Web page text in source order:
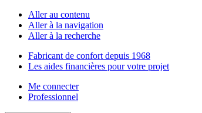
Aller au contenu
Aller à la navigation
Aller à la recherche
Fabricant de confort depuis 1968
Les aides financières pour votre projet
Me connecter
Professionnel